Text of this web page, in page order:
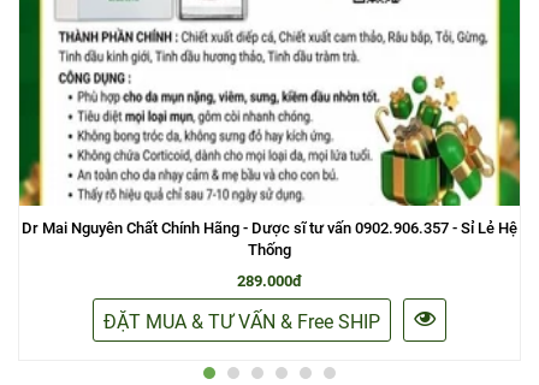
Dr Mai Nguyên Chất Chính Hãng - Dược sĩ tư vấn 0902.906.357 - Sỉ Lẻ Hệ
Thống
289.000đ
ĐẶT MUA & TƯ VẤN & Free SHIP